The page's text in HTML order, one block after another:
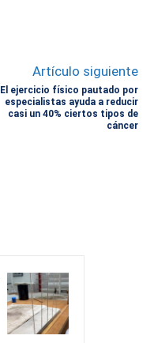
Artículo siguiente
El ejercicio físico pautado por
especialistas ayuda a reducir
casi un 40% ciertos tipos de
cáncer